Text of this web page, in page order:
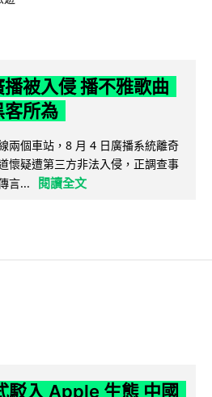
播被入侵 播不雅歌曲
客所為
兩個車站，8 月 4 日廣播系統離奇
懷疑遭第三方非法入侵，正調查事
言...
閱讀全文
駁入 Apple 生態 中國